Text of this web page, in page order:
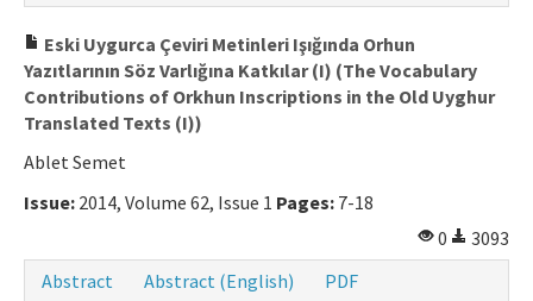
Eski Uygurca Çeviri Metinleri Işığında Orhun
Yazıtlarının Söz Varlığına Katkılar (I) (The Vocabulary
Contributions of Orkhun Inscriptions in the Old Uyghur
Translated Texts (I))
Ablet Semet
Issue: 2014, Volume 62, Issue 1 Pages: 7-18
0
3093
Abstract
Abstract (English)
PDF